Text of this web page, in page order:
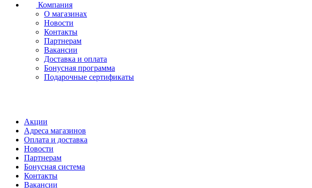
Компания
О магазинах
Новости
Контакты
Партнерам
Вакансии
Доставка и оплата
Бонусная программа
Подарочные сертификаты
Акции
Адреса магазинов
Оплата и доставка
Новости
Партнерам
Бонусная система
Контакты
Вакансии